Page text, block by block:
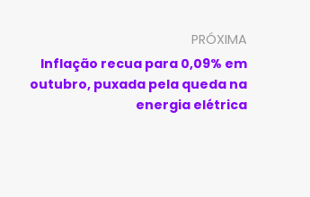
PRÓXIMA
Inflação recua para 0,09% em
outubro, puxada pela queda na
energia elétrica